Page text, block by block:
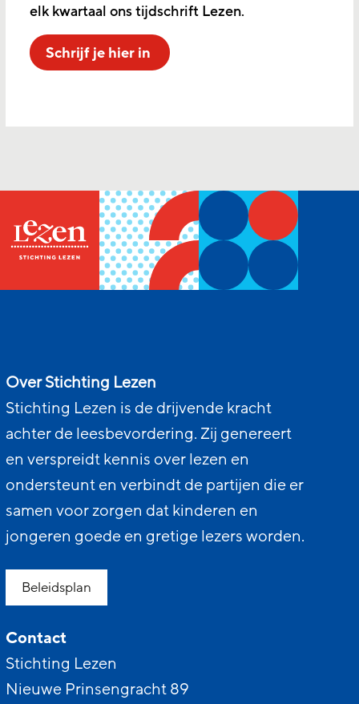
elk kwartaal ons tijdschrift Lezen.
Schrijf je hier in
Over Stichting Lezen
Stichting Lezen is de drijvende kracht
achter de leesbevordering. Zij genereert
en verspreidt kennis over lezen en
ondersteunt en verbindt de partijen die er
samen voor zorgen dat kinderen en
jongeren goede en gretige lezers worden.
Beleidsplan
Contact
Stichting Lezen
Nieuwe Prinsengracht 89